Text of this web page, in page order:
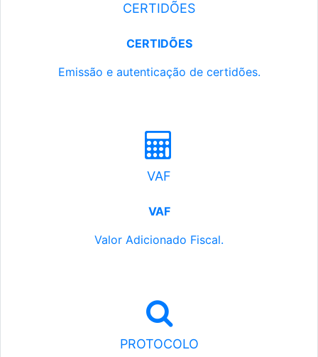
CERTIDÕES
CERTIDÕES
Emissão e autenticação de certidões.
VAF
VAF
Valor Adicionado Fiscal.
PROTOCOLO